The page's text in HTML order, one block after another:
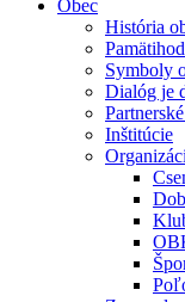
Obec
História
Symboly
Dialóg je
Inštitúcie